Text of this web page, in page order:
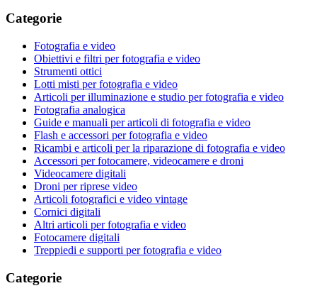
Categorie
Fotografia e video
Obiettivi e filtri per fotografia e video
Strumenti ottici
Lotti misti per fotografia e video
Articoli per illuminazione e studio per fotografia e video
Fotografia analogica
Guide e manuali per articoli di fotografia e video
Flash e accessori per fotografia e video
Ricambi e articoli per la riparazione di fotografia e video
Accessori per fotocamere, videocamere e droni
Videocamere digitali
Droni per riprese video
Articoli fotografici e video vintage
Cornici digitali
Altri articoli per fotografia e video
Fotocamere digitali
Treppiedi e supporti per fotografia e video
Categorie